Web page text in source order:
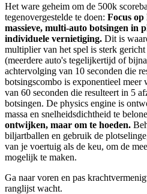
Het ware geheim om de 500k
tegenovergestelde te doen: Focus op
massieve, multi-auto botsingen in
individuele vernietiging. Dit is
multiplier van het spel is sterk
(meerdere auto's tegelijkertijd of
achtervolging van 10 seconden die
botsingscombo is exponentieel meer
van 60 seconden die resulteert in 5
botsingen. De physics engine is
massa en snelheidsdichtheid te
ontwijken, maar om te hoeden.
biljartballen en gebruik de
van je voertuig als de keu, om de
mogelijk te maken.
Ga naar voren en pas
ranglijst wacht.